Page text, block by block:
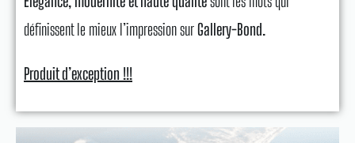
définissent le mieux l’impression surGallery-Bond.
Produit d’exception !!!